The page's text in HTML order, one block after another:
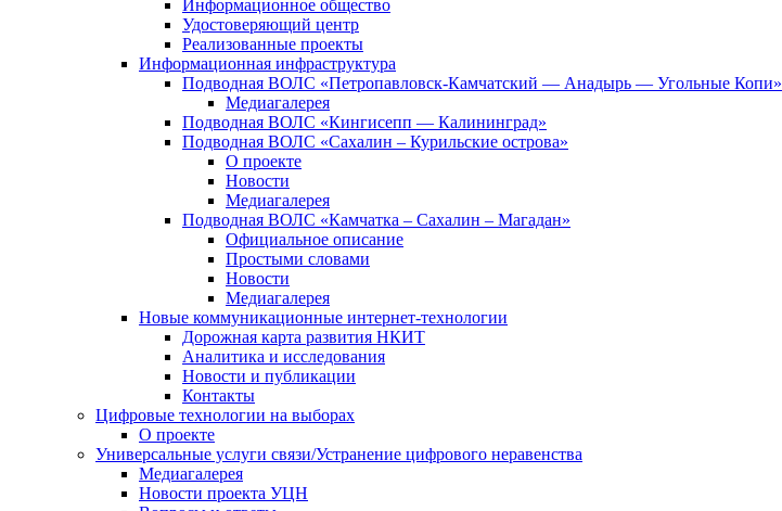
Информационное общество
Удостоверяющий центр
Реализованные проекты
Информационная инфраструктура
Подводная ВОЛС «Петропавловск-Камчатский — Анадырь — Угольные Копи»
Медиагалерея
Подводная ВОЛС «Кингисепп — Калининград»
Подводная ВОЛС «Сахалин – Курильские острова»
О проекте
Новости
Медиагалерея
Подводная ВОЛС «Камчатка – Сахалин – Магадан»
Официальное описание
Простыми словами
Новости
Медиагалерея
Новые коммуникационные интернет-технологии
Дорожная карта развития НКИТ
Аналитика и исследования
Новости и публикации
Контакты
Цифровые технологии на выборах
О проекте
Универсальные услуги связи/Устранение цифрового неравенства
Медиагалерея
Новости проекта УЦН